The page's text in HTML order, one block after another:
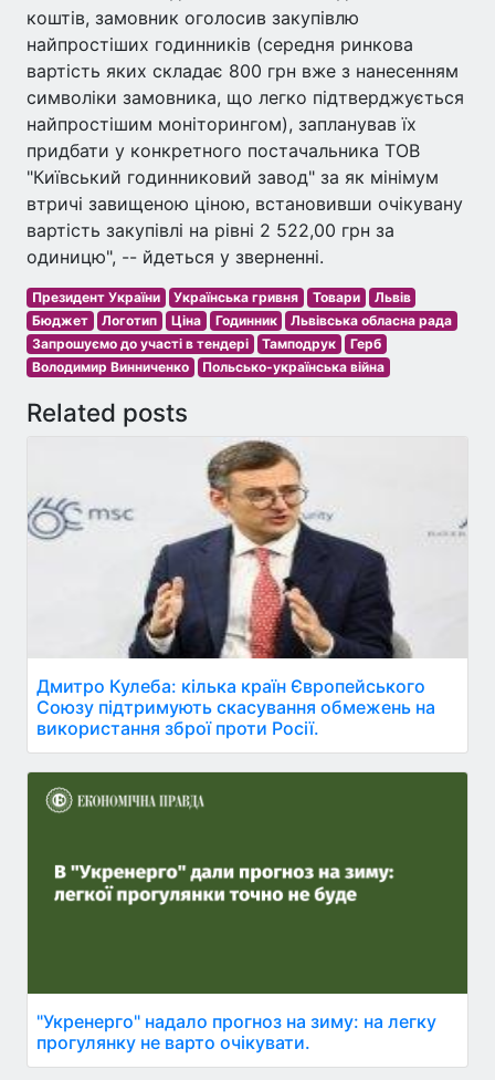
коштів, замовник оголосив закупівлю
найпростіших годинників (середня ринкова
вартість яких складає 800 грн вже з нанесенням
символіки замовника, що легко підтверджується
найпростішим моніторингом), запланував їх
придбати у конкретного постачальника ТОВ
"Київський годинниковий завод" за як мінімум
втричі завищеною ціною, встановивши очікувану
вартість закупівлі на рівні 2 522,00 грн за
одиницю", -- йдеться у зверненні.
Президент України Українська гривня Товари
Львів
Бюджет
Логотип Ціна Годинник
Львівська обласна рада
Запрошуємо до участі в тендері
Тамподрук
Герб
Володимир Винниченко
Польсько-українська війна
Related posts
Дмитро Кулеба: кілька країн Європейського
Союзу підтримують скасування обмежень на
використання зброї проти Росії.
"Укренерго" надало прогноз на зиму: на легку
прогулянку не варто очікувати.